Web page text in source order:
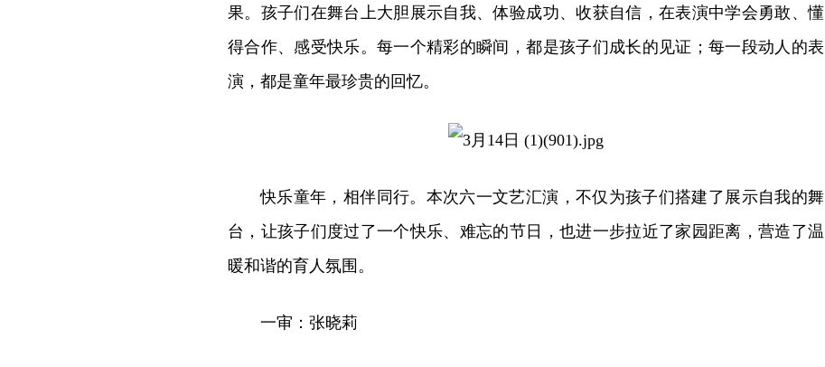
果。孩子们在舞台上大胆展示自我、体验成功、收获自信，在表演中学会勇敢、懂
得合作、感受快乐。每一个精彩的瞬间，都是孩子们成长的见证；每一段动人的表
演，都是童年最珍贵的回忆。
快乐童年，相伴同行。本次六一文艺汇演，不仅为孩子们搭建了展示自我的舞
台，让孩子们度过了一个快乐、难忘的节日，也进一步拉近了家园距离，营造了温
暖和谐的育人氛围。
一审：张晓莉